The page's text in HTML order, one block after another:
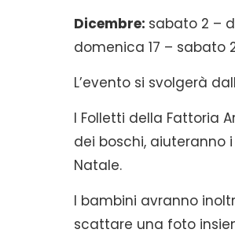
Dicembre: sabato 2 –
domenica 17 – sabato
L’evento si svolgerà
I Folletti della Fattoria
dei boschi, aiuteranno
Natale.
I bambini avranno
scattare una foto